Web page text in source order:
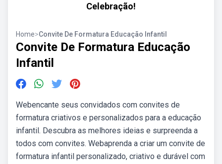
Celebração!
Home>Convite De Formatura Educação Infantil
Convite De Formatura Educação
Infantil
Webencante seus convidados com convites de
formatura criativos e personalizados para a educação
infantil. Descubra as melhores ideias e surpreenda a
todos com convites. Webaprenda a criar um convite de
formatura infantil personalizado, criativo e durável com